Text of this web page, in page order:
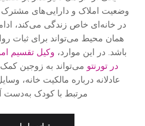
وضعیت املاک و دارایی‌های
در خانه‌ای خاص زندگی می‌کند،
همان محیط می‌تواند برای ثبات
باشد. در این موارد، وکیل تقسیم
در تورنتو می‌تواند به زوجین کمک
عادلانه درباره مالکیت خانه،
مرتبط با کودک به‌دست